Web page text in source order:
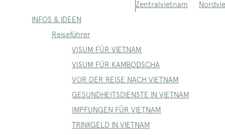
Zentralvietnam
INFOS & IDEEN
Reiseführer
VISUM FÜR VIETNAM
VISUM FÜR KAMBODSCHA
VOR DER REISE NACH VIETNAM
GESUNDHEITSDIENSTE IN VIETNAM
IMPFUNGEN FÜR VIETNAM
TRINKGELD IN VIETNAM